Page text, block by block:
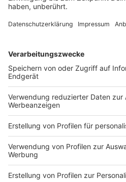
durcheinander. Viele haben
Regensburg.
DEINE GEMERKTEN ARTIKEL
Du hast dir noch keine Artikel
Markiere sie hierfür mit einem